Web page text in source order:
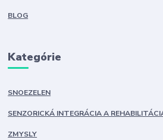
BLOG
Kategórie
SNOEZELEN
SENZORICKÁ INTEGRÁCIA A
ZMYSLY